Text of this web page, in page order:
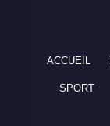
ACCUEIL
SPORT